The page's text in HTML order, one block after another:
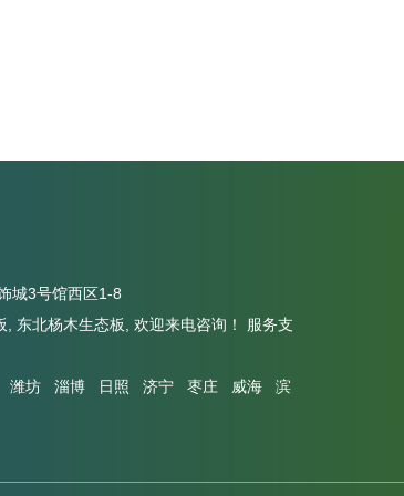
城3号馆西区1-8
东北杨木生态板 , 欢迎来电咨询！ 服务支
潍坊 淄博 日照 济宁 枣庄 威海
滨